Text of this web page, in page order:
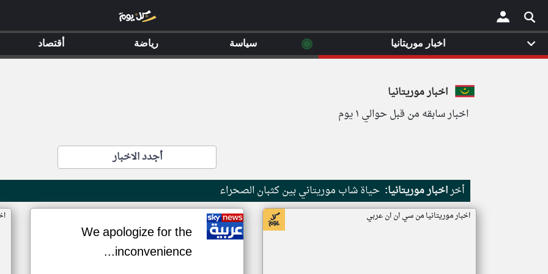
×
اخبار موريتانيا
اخبار سابقه من قبل حوالي ١ يوم
أجدد الاخبار
أخراخبار موريتانيا: حياة شاب موريتاني بين كثبان الصحراء
اخبار موريتانيا من سي ان ان عربي
We apologize for the
inconvenience...
اخبار موريتانيا ◉ سياسة رياضة أقتصاد